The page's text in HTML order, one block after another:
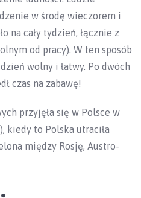
w środę wieczorem i
na cały tydzień, łącznie z
od pracy). W ten sposób
wolny i łatwy. Po dwóch
czas na zabawę!
przyjęła się w Polsce w
kiedy to Polska utraciła
między Rosję, Austro-